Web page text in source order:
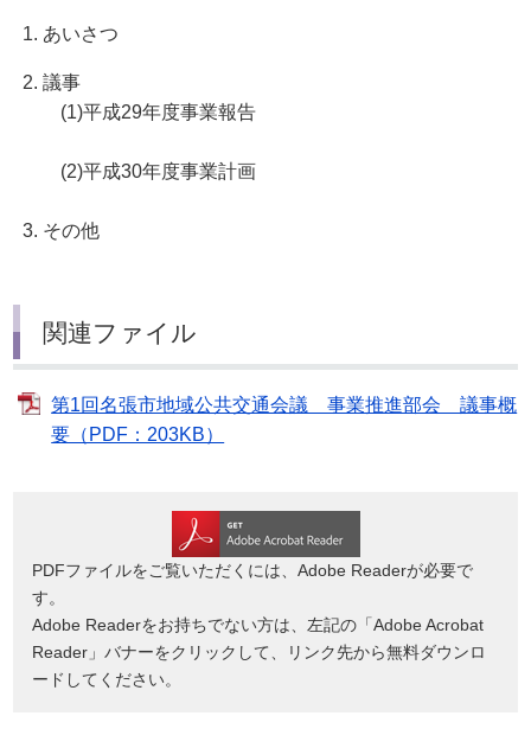
1. あいさつ
2. 議事
(1)平成29年度事業報告
(2)平成30年度事業計画
3. その他
関連ファイル
第1回名張市地域公共交通会議 事業推進部会 議事概
要（PDF：203KB）
PDFファイルをご覧いただくには、Adobe Readerが必要で
す。
Adobe Readerをお持ちでない方は、左記の「Adobe Acrobat
Reader」バナーをクリックして、リンク先から無料ダウンロ
ードしてください。